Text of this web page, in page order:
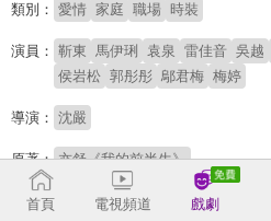
類別： 愛情 家庭 職場 時裝
演員： 靳東 馬伊琍 袁泉 雷佳音 吳越
侯岩松 郭彤彤 鄔君梅 梅婷
導演： 沈嚴
原著： 亦舒《我的前半生》
首頁 電視頻道 戲劇